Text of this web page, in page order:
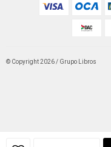
© Copyright 2026 / Grupo Libros